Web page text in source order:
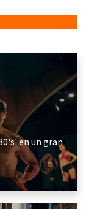
en un gran